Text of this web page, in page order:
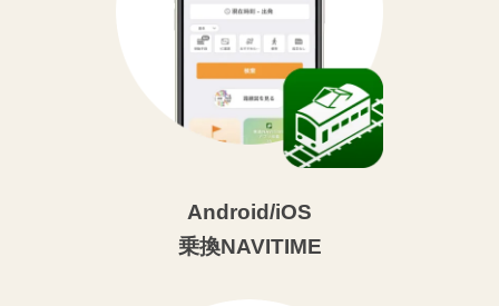
Android/iOS
乗換NAVITIME